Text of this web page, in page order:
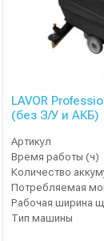
LAVOR
(без З/У и АКБ)
Артикул
Время работы (ч)
Тип машины